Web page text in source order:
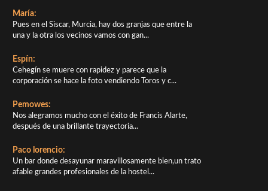
María:
Pues en el Siscar, Murcia, hay dos granjas que entre la
una y la otra los vecinos vamos con gan...
Espín:
Cehegín se muere con rapidez y parece que la
corporación se hace la foto vendiendo Toros y c...
Pemowes:
Nos alegramos mucho con el éxito de Francis Alarte,
después de una brillante trayectoria...
Paco lorencio:
Un bar donde desayunar maravillosamente bien,un trato
afable grandes profesionales de la hostel...